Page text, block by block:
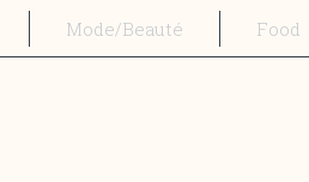
Mode/Beauté Food